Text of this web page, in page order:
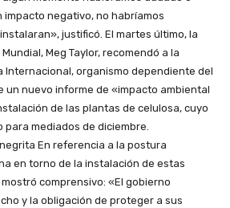
impacto negativo, no habríamos
justificó. El martes último, la
Meg Taylor, recomendó a la
Internacional, organismo dependiente del
un nuevo informe de «impacto ambiental
de las plantas de celulosa, cuyo
mediados de diciembre.
En referencia a la postura
en torno de la instalación de estas
comprensivo: «El gobierno
y la obligación de proteger a sus